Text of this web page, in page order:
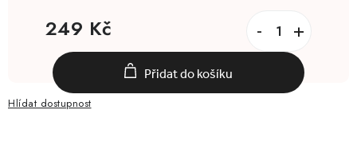
249 Kč
Přidat do košíku
Hlídat